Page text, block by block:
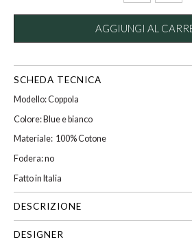
AGGIUNGI AL
SCHEDA TECNICA
Modello: Coppola
Colore: Blue e bianco
Materiale: 100% Cotone
Fodera: no
Fatto in Italia
DESCRIZIONE
DESIGNER